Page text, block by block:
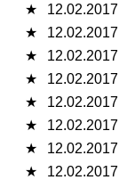
★
12.02.2017
★
12.02.2017
★
12.02.2017
★
12.02.2017
★
12.02.2017
★
12.02.2017
★
12.02.2017
★
12.02.2017